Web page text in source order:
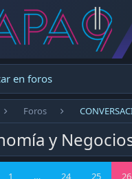
en foros
Foros
y
1 … 24 25 26